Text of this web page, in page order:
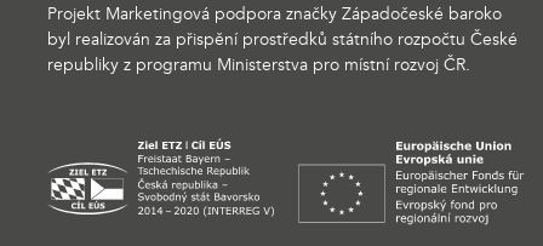
Projekt Marketingová podpora značky Západočeské baroko
byl realizován za přispění prostředků státního rozpočtu České
republiky z programu Ministerstva pro místní rozvoj ČR.